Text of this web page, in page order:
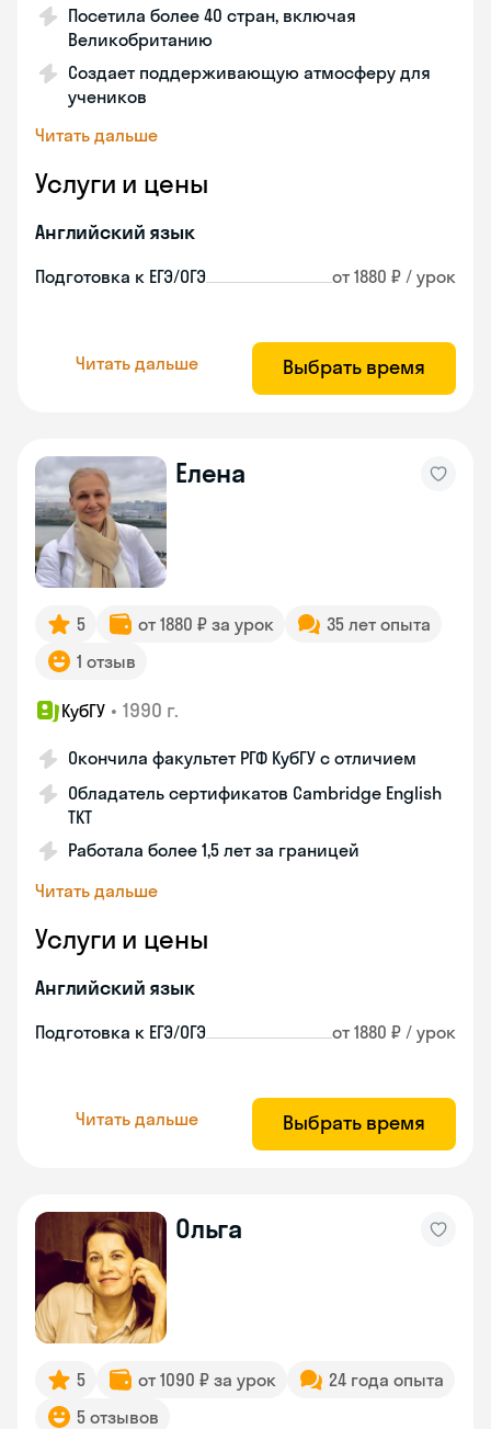
Посетила более 40 стран, включая
Великобританию
Создает поддерживающую атмосферу для
учеников
Читать дальше
Услуги и цены
Английский язык
Подготовка к ЕГЭ/ОГЭ от 1880 ₽ / урок
Читать дальше Выбрать время
Елена
5 от 1880 ₽ за урок
35 лет опыта
1 отзыв
КубГУ • 1990 г.
Окончила факультет РГФ КубГУ с отличием
Обладатель сертификатов Cambridge English
TKT
Работала более 1,5 лет за границей
Читать дальше
Услуги и цены
Английский язык
Подготовка к ЕГЭ/ОГЭ от 1880 ₽ / урок
Читать дальше Выбрать время
Ольга
5 от 1090 ₽ за урок
24 года опыта
5 отзывов